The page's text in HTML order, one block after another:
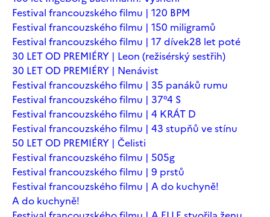
Festival francouzského filmu | 120 BPM
Festival francouzského filmu | 150 miligramů
Festival francouzského filmu | 17 dívek28 let poté
30 LET OD PREMIÉRY | Leon (režisérský sestřih)
30 LET OD PREMIÉRY | Nenávist
Festival francouzského filmu | 35 panáků rumu
Festival francouzského filmu | 37°4 S
Festival francouzského filmu | 4 KRÁT D
Festival francouzského filmu | 43 stupňů ve stínu
50 LET OD PREMIÉRY | Čelisti
Festival francouzského filmu | 505g
Festival francouzského filmu | 9 prstů
Festival francouzského filmu | A do kuchyně!
A do kuchyně!